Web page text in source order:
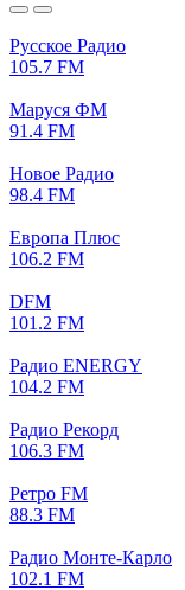
Русское Радио
105.7 FM
Маруся ФМ
91.4 FM
Новое Радио
98.4 FM
Европа Плюс
106.2 FM
DFM
101.2 FM
Радио ENERGY
104.2 FM
Радио Рекорд
106.3 FM
Ретро FM
88.3 FM
Радио Монте-Карло
102.1 FM